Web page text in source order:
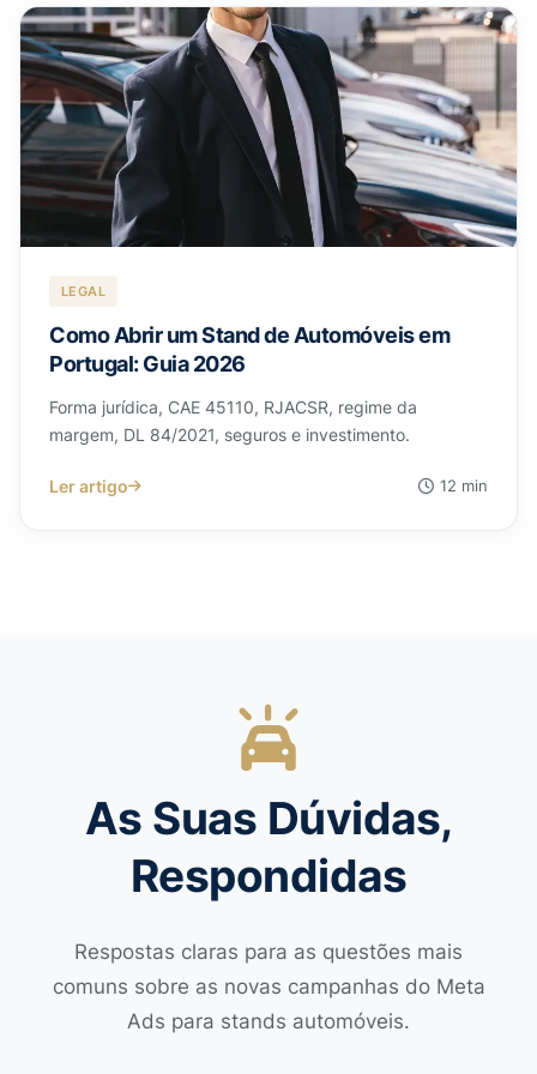
LEGAL
Como Abrir um Stand de Automóveis em
Portugal: Guia 2026
Forma jurídica, CAE 45110, RJACSR, regime da
margem, DL 84/2021, seguros e investimento.
Ler artigo 12 min
As Suas Dúvidas,
Respondidas
Respostas claras para as questões mais
comuns sobre as novas campanhas do Meta
Ads para stands automóveis.